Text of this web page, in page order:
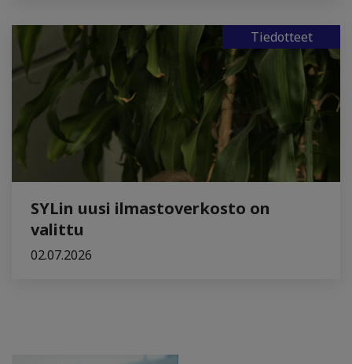
Tiedotteet
SYLin uusi ilmastoverkosto on
valittu
02.07.2026